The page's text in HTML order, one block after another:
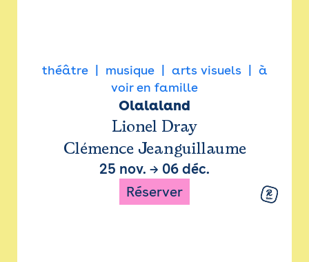
théâtre musique arts visuels
à
voir en famille
Olalaland
Lionel Dray
Clémence Jeanguillaume
25 nov. → 06 déc.
Réserver